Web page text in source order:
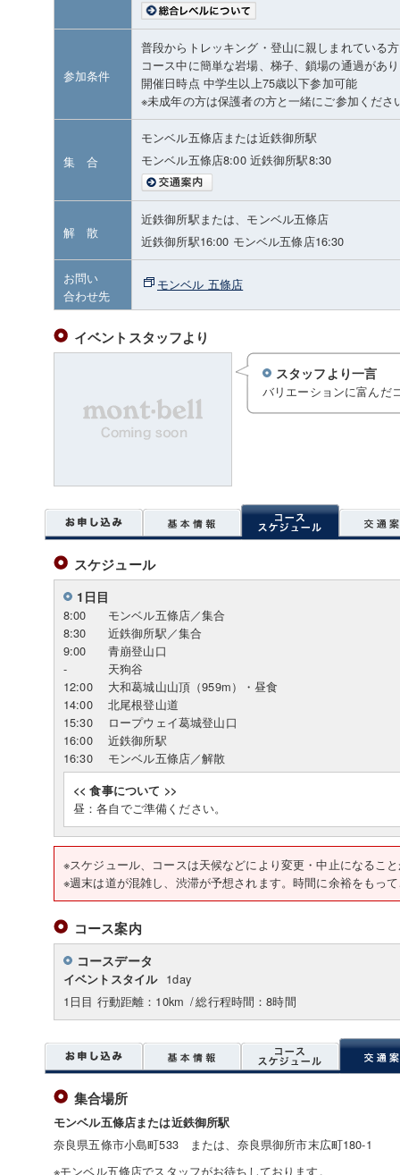
参加条件
普段からトレッキング・登山に親しまれている
コース中に簡単な岩場、梯子、鎖場の通過があ
開催日時点 中学生以上75歳以下参加可能
※未成年の方は保護者の方と一緒にご参加くださ
集 合
モンベル五條店または近鉄御所駅
モンベル五條店8:00 近鉄御所駅8:30
解 散
近鉄御所駅または、モンベル五條店
近鉄御所駅16:00 モンベル五條店16:30
お問い
合わせ先
モンベル 五條店
イベントスタッフより
スタッフより一言
バリエーションに富んだ
スケジュール
1日目
8:00
モンベル五條店／集合
8:30
近鉄御所駅／集合
9:00
青崩登山口
-
天狗谷
12:00
大和葛城山山頂（959m）・昼食
14:00
北尾根登山道
15:30
ロープウェイ葛城登山口
16:00
近鉄御所駅
16:30
モンベル五條店／解散
<< 食事について >>
昼：各自でご準備ください。
※スケジュール、コースは天候などにより変更・中止になるこ
※週末は道が混雑し、渋滞が予想されます。時間に余裕をもっ
コース案内
コースデータ
イベントスタイル 1day
1日目 行動距離：10km /総行程時間：8時間
集合場所
モンベル五條店または近鉄御所駅
奈良県五條市小島町533 または、奈良県御所市末広町180-1
※モンベル五條店でスタッフがお待ちしております。